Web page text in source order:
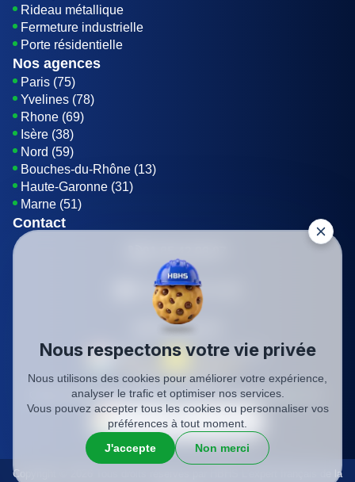
Rideau métallique
Fermeture industrielle
Porte résidentielle
Nos agences
Paris (75)
Yvelines (78)
Rhone (69)
Isère (38)
Nord (59)
Bouches-du-Rhône (13)
Haute-Garonne (31)
Marne (51)
Contact
Envoyer un E-mail
Être rappelé
SIREN: 819116823
Charte qualité Mentions légales Politique de confidentialité
Copyright © 2026 Tous droits réservés par HBHS L'expert français de la
Nous respectons votre vie privée
Nous utilisons des cookies pour améliorer votre expérience,
analyser le trafic et optimiser nos services.
Vous pouvez accepter tous les cookies ou personnaliser vos
préférences à tout moment.
J'accepte
Non merci